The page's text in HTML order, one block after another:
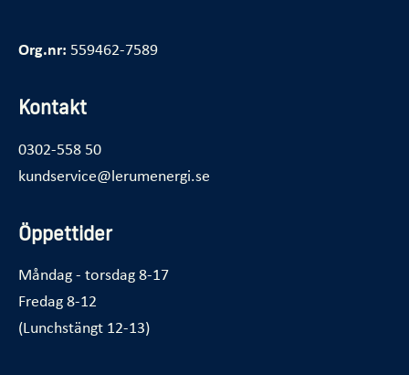
Org.nr: 559462-7589
Kontakt
0302-558 50
kundservice@lerumenergi.se
Öppettider
Måndag - torsdag 8-17
Fredag 8-12
(Lunchstängt 12-13)